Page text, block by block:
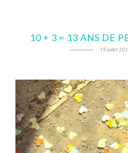
10 + 3 = 13 ANS DE
19 juillet